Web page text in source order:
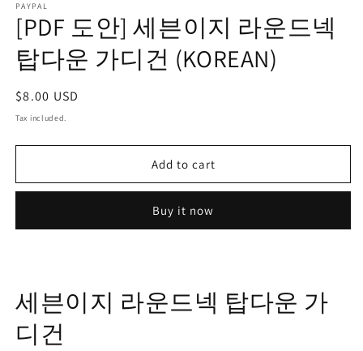
PAYPAL
[PDF 도안] 세븐이지 라운드넥
탑다운 가디건 (KOREAN)
Regular
price
$8.00 USD
Tax included.
Add to cart
Buy it now
세븐이지 라운드넥 탑다운 가
디건